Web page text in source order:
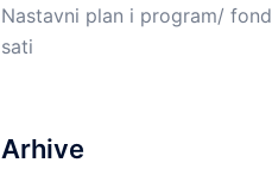
Nastavni plan i program/ fond
sati
Arhive